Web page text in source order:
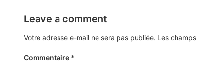
Leave a comment
Votre adresse e-mail ne sera pas publiée. Les
Commentaire *